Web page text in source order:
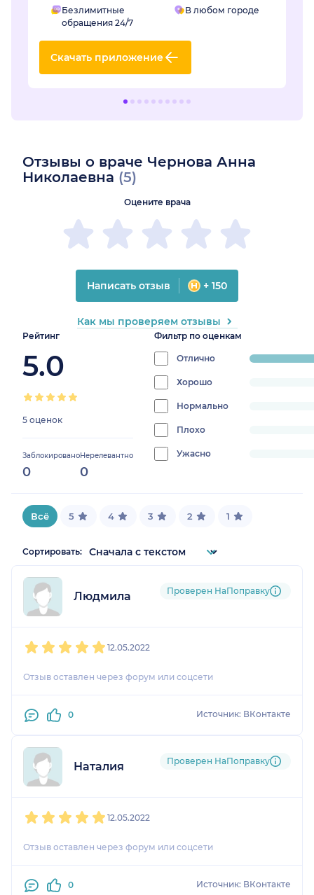
Безлимитные
обращения 24/7
В любом городе
Скачать приложение
Отзывы о враче Чернова Анна
Николаевна (5)
Рейтинг
5.0
5 оценок
Заблокировано
0
Нерелевантно
0
Фильтр по оценкам
Отлично
progress:
Хорошо
0%
Нормально
0%
Плохо
0%
Ужасно
progress:
Оцените врача
Написать отзыв + 150
Как мы проверяем отзывы
Всё 5 4 3 2 1
Сортировать:
Людмила Проверен НаПоправку
12.05.2022
Отзыв оставлен через форум или соцсети
0 Источник: ВКонтакте
Наталия Проверен НаПоправку
12.05.2022
Отзыв оставлен через форум или соцсети
0 Источник: ВКонтакте